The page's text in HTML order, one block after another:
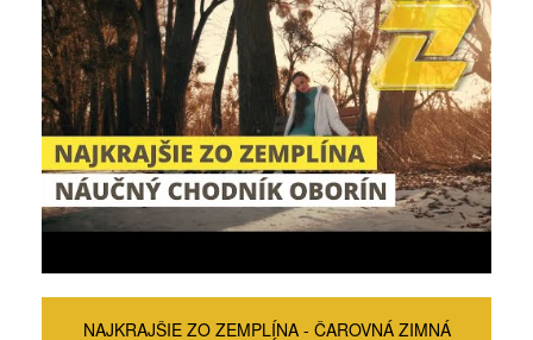
NAJKRAJŠIE ZO ZEMPLÍNA - ČAROVNÁ ZIMNÁ